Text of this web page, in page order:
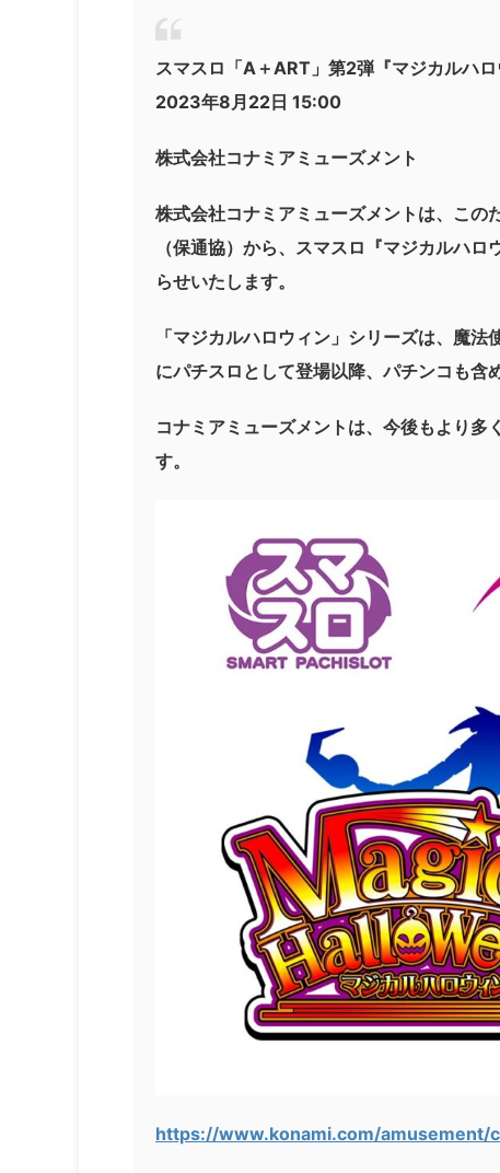
スマスロ「A＋ART」第2弾『マジカルハ
2023年8月22日 15:00
株式会社コナミアミューズメント
株式会社コナミアミューズメントは、この
（保通協）から、スマスロ『マジカルハ
らせいたします。
「マジカルハロウィン」シリーズは、魔
にパチスロとして登場以降、パチンコも含
コナミアミューズメントは、今後もより多
す。
https://www.konami.com/